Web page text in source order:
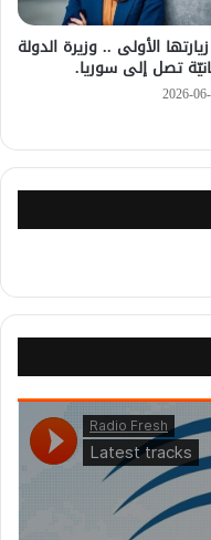
الأولى .. وزيرة الدولة
تصل إلى سوريا.
2026-